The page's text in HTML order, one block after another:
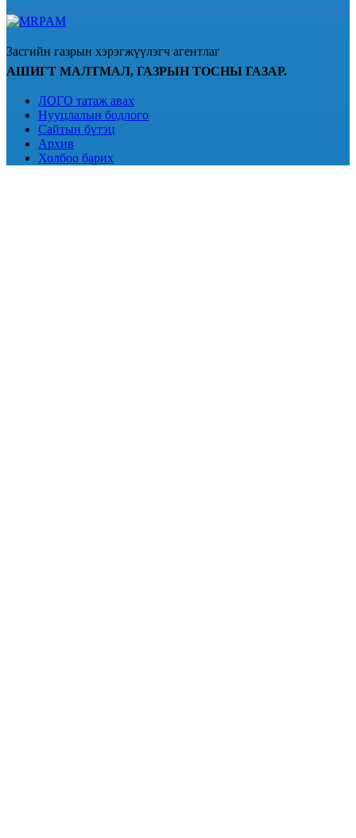
Засгийн газрын хэрэгжүүлэгч агентлаг
АШИГТ МАЛТМАЛ, ГАЗРЫН ТОСНЫ ГАЗАР.
ЛОГО татаж авах
Нууцлалын бодлого
Сайтын бүтэц
Архив
Холбоо барих